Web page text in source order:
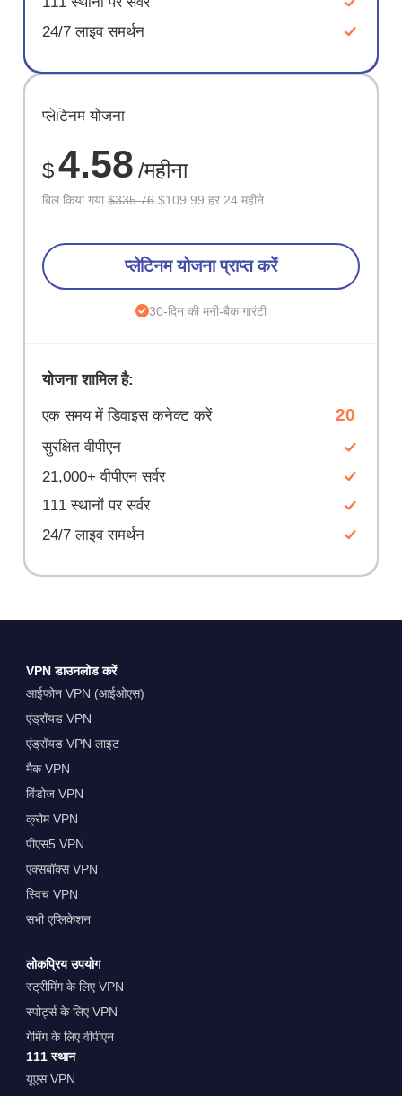
24/7 लाइव समर्थन
सहेजें
67%
प्लेटिनम योजना
$4.58 /महीना
बिल किया गया$335.76 $109.99 हर 24 महीने
प्लेटिनम योजना प्राप्त करें
30-दिन की मनी-बैक गारंटी
योजना शामिल है:
एक समय में डिवाइस कनेक्ट करें 20
सुरक्षित वीपीएन
21,000+ वीपीएन सर्वर
111 स्थानों पर सर्वर
24/7 लाइव समर्थन
VPN डाउनलोड करें
आईफोन VPN (आईओएस)
एंड्रॉयड VPN
एंड्रॉयड VPN लाइट
मैक VPN
विंडोज VPN
क्रोम VPN
पीएस5 VPN
एक्सबॉक्स VPN
स्विच VPN
सभी एप्लिकेशन
लोकप्रिय उपयोग
स्ट्रीमिंग के लिए VPN
स्पोर्ट्स के लिए VPN
गेमिंग के लिए वीपीएन
111 स्थान
यूएस VPN